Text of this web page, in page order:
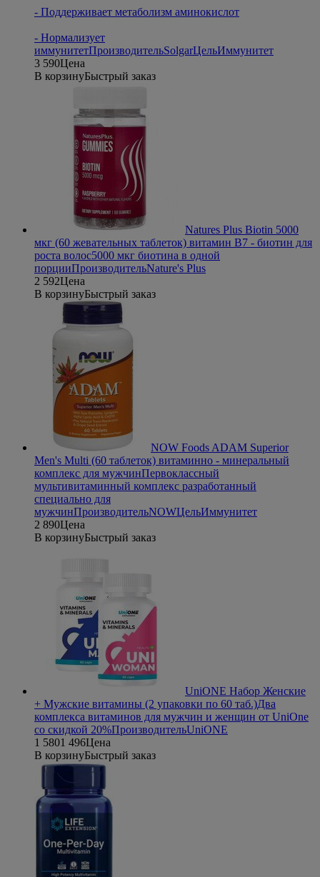
- Поддерживает метаболизм аминокислот
- Нормализует
иммунитетПроизводительSolgarЦельИммунитет
3 590Цена
В корзинуБыстрый заказ
Natures Plus Biotin 5000
мкг (60 жевательных таблеток) витамин В7 - биотин для
роста волос5000 мкг биотина в одной
порцииПроизводительNature's Plus
2 592Цена
В корзинуБыстрый заказ
NOW Foods ADAM Superior
Men's Multi (60 таблеток) витаминно - минеральный
комплекс для мужчинПервоклассный
мультивитаминный комплекс разработанный
специально для
мужчинПроизводительNOWЦельИммунитет
2 890Цена
В корзинуБыстрый заказ
UniONE Набор Женские
+ Мужские витамины (2 упаковки по 60 таб.)Два
комплекса витаминов для мужчин и женщин от UniOne
со скидкой 20%ПроизводительUniONE
1 5801 496Цена
В корзинуБыстрый заказ